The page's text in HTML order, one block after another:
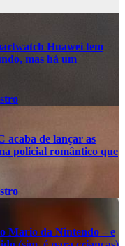
Huawei tem
mas há um
acaba de lançar as
policial romântico que
Mario da Nintendo – e